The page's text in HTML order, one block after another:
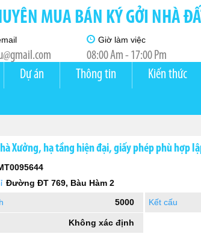
MUA BÁN KÝ GỞI NHÀ
Giờ làm việc
08:00 Am - 17:00 Pm
Dự án Thông tin Kiến thức
Xưởng, hạ tầng hiện đại, giấy phép phù hợp
Đường ĐT 769, Bàu Hàm 2
5000 Kết cấu
Không xác định